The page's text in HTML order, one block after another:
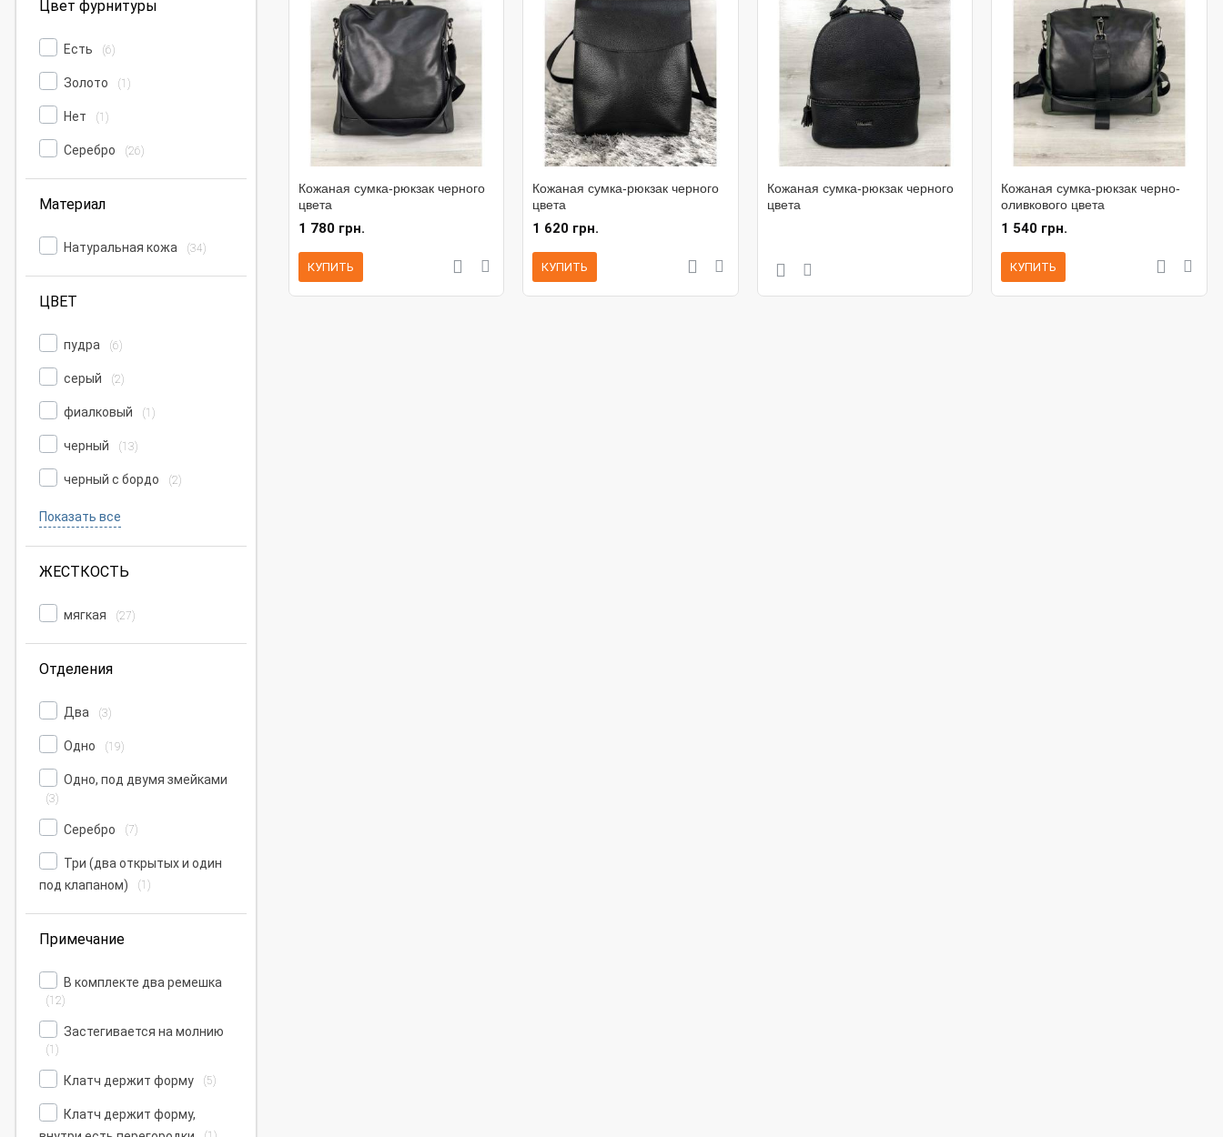
Цвет фурнитуры
Есть (6)
Золото (1)
Нет (1)
Серебро (26)
Материал
Натуральная кожа (34)
ЦВЕТ
пудра (6)
серый (2)
фиалковый (1)
черный (13)
черный с бордо (2)
Показать все
ЖЕСТКОСТЬ
мягкая (27)
Отделения
Два (3)
Одно (19)
Одно, под двумя змейками
(3)
Серебро (7)
Три (два открытых и один
под клапаном)
(1)
Примечание
В комплекте два ремешка
(12)
Застегивается на молнию
(1)
Клатч держит форму (5)
Клатч держит форму,
Кожаная сумка-рюкзак черного
цвета
1 780 грн.
КУПИТЬ
Кожаная сумка-рюкзак черного
цвета
1 620 грн.
КУПИТЬ
Кожаная сумка-рюкзак черного
цвета
Кожаная сумка-рюкзак черно-
оливкового цвета
1 540 грн.
КУПИТЬ